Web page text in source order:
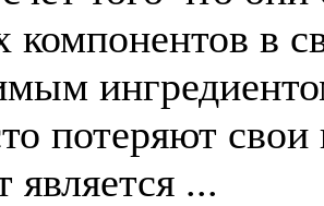
компонентов в
потеряют свои
является ...